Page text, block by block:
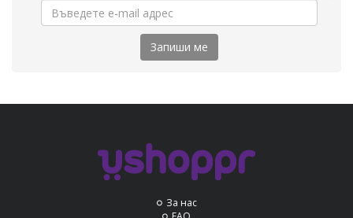
Запиши ме
За нас